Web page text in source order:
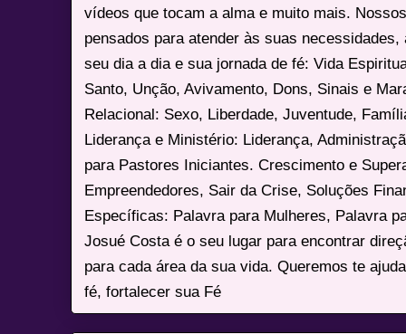
vídeos que tocam a alma e muito mais.
pensados para atender às suas
seu dia a dia e sua jornada de fé: Vida
Santo, Unção, Avivamento, Dons, Sinais e
Relacional: Sexo, Liberdade, Juventude,
Liderança e Ministério: Liderança,
para Pastores Iniciantes. Crescimento e
Empreendedores, Sair da Crise, Soluções
Específicas: Palavra para Mulheres, Palavra
Josué Costa é o seu lugar para encontrar
para cada área da sua vida. Queremos te
fé, fortalecer sua Fé